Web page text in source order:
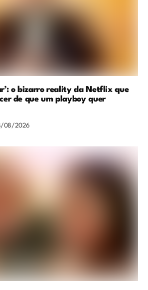
o bizarro reality da Netflix que
de que um playboy quer
08/2026